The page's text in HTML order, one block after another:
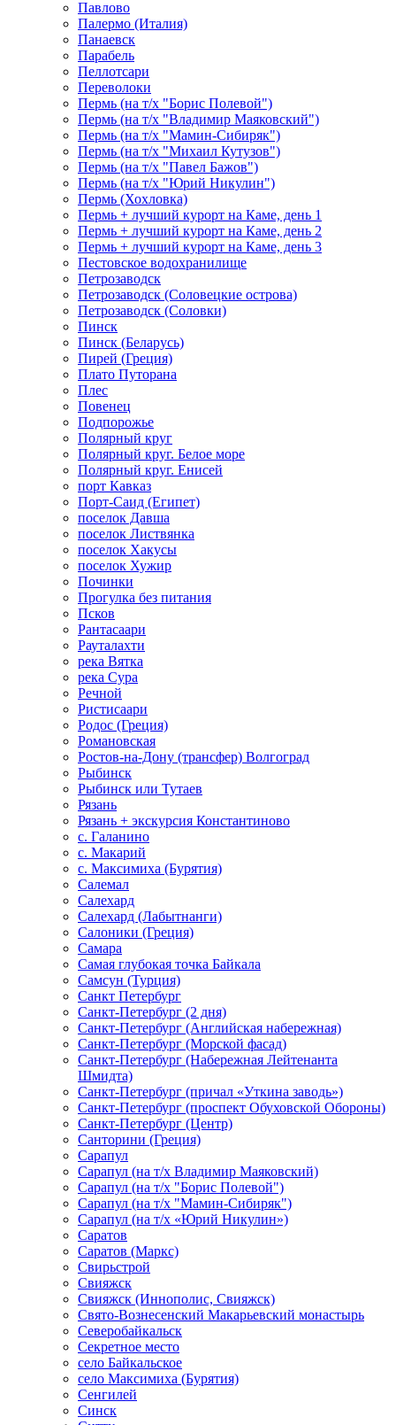
Павлово
Палермо (Италия)
Панаевск
Парабель
Пеллотсари
Переволоки
Пермь (на т/х "Борис Полевой")
Пермь (на т/х "Владимир Маяковский")
Пермь (на т/х "Мамин-Сибиряк")
Пермь (на т/х "Михаил Кутузов")
Пермь (на т/х "Павел Бажов")
Пермь (на т/х "Юрий Никулин")
Пермь (Хохловка)
Пермь + лучший курорт на Каме, день 1
Пермь + лучший курорт на Каме, день 2
Пермь + лучший курорт на Каме, день 3
Пестовское водохранилище
Петрозаводск
Петрозаводск (Соловецкие острова)
Петрозаводск (Соловки)
Пинск
Пинск (Беларусь)
Пирей (Греция)
Плато Путорана
Плес
Повенец
Подпорожье
Полярный круг
Полярный круг. Белое море
Полярный круг. Енисей
порт Кавказ
Порт-Саид (Египет)
поселок Давша
поселок Листвянка
поселок Хакусы
поселок Хужир
Починки
Прогулка без питания
Псков
Рантасаари
Рауталахти
река Вятка
река Сура
Речной
Ристисаари
Родос (Греция)
Романовская
Ростов-на-Дону (трансфер) Волгоград
Рыбинск
Рыбинск или Тутаев
Рязань
Рязань + экскурсия Константиново
с. Галанино
с. Макарий
с. Максимиха (Бурятия)
Салемал
Салехард
Салехард (Лабытнанги)
Салоники (Греция)
Самара
Самая глубокая точка Байкала
Самсун (Турция)
Санкт Петербург
Санкт-Петербург (2 дня)
Санкт-Петербург (Английская набережная)
Санкт-Петербург (Морской фасад)
Санкт-Петербург (Набережная Лейтенанта
Шмидта)
Санкт-Петербург (причал «Уткина заводь»)
Санкт-Петербург (проспект Обуховской Обороны)
Санкт-Петербург (Центр)
Санторини (Греция)
Сарапул
Сарапул (на т/х Владимир Маяковский)
Сарапул (на т/х "Борис Полевой")
Сарапул (на т/х "Мамин-Сибиряк")
Сарапул (на т/х «Юрий Никулин»)
Саратов
Саратов (Маркс)
Свирьстрой
Свияжск
Свияжск (Иннополис, Свияжск)
Свято-Вознесенский Макарьевский монастырь
Северобайкальск
Секретное место
село Байкальское
село Максимиха (Бурятия)
Сенгилей
Синск